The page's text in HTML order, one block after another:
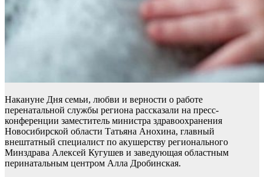
Накануне Дня семьи, любви и верности о работе
перенатальной службы региона рассказали на пресс-
конференции заместитель министра здравоохранения
Новосибирской области Татьяна Анохина, главный
внештатный специалист по акушерству регионального
Минздрава Алексей Кугушев и заведующая областным
перинатальным центром Алла Дробинская.